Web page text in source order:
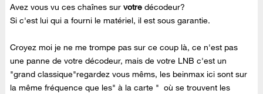
Avez vous vu ces chaînes survotre décodeur?
Si c'est lui qui a fourni le matériel, il est sous garantie.
Croyez moi je ne me trompe pas sur ce coup là, ce n'est pas
une panne de votre décodeur, mais de votre LNB c'est un
"grand classique"regardez vous mêms, les beinmax ici sont sur
la même fréquence que les" à la carte " où se trouvent les